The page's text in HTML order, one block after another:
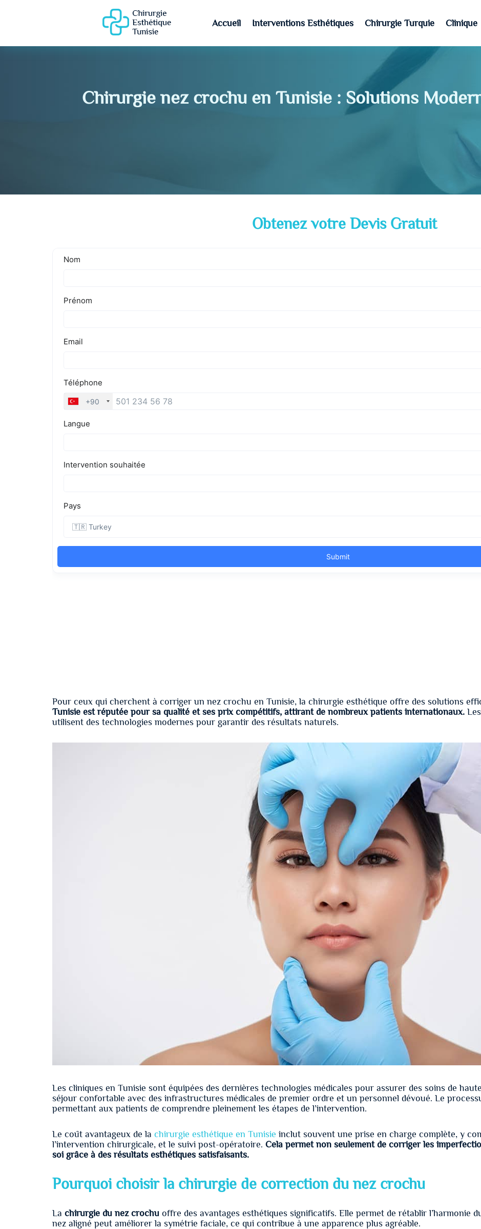
Accueil Interventions Esthétiques Chirurgie Turquie Clinique
Chirurgie nez crochu en Tunisie : Solutions
Obtenez votre Devis Gratuit
Pour ceux qui cherchent à corriger un nez crochu en Tunisie, la chirurgie esthétique offre des solutions
Tunisie est réputée pour sa qualité et ses prix compétitifs, attirant de nombreux patients internationaux.
utilisent des technologies modernes pour garantir des résultats naturels.
Les cliniques en Tunisie sont équipées des dernières technologies médicales pour assurer des soins de
séjour confortable avec des infrastructures médicales de premier ordre et un personnel dévoué. Le
permettant aux patients de comprendre pleinement les étapes de l’intervention.
Le coût avantageux de la chirurgie esthétique en Tunisie inclut souvent une prise en charge complète, y
l’intervention chirurgicale, et le suivi post-opératoire. Cela permet non seulement de corriger les
soi grâce à des résultats esthétiques satisfaisants.
Pourquoi choisir la chirurgie de correction du nez crochu
La chirurgie du nez crochu offre des avantages esthétiques significatifs. Elle permet de rétablir l’harmonie
nez aligné peut améliorer la symétrie faciale, ce qui contribue à une apparence plus agréable.